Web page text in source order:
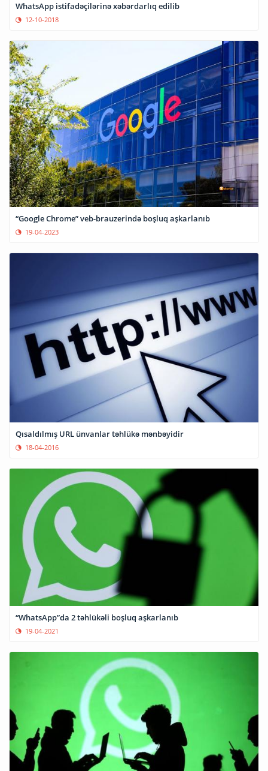
WhatsApp istifadəçilərinə xəbərdarlıq edilib
12-10-2018
“Google Chrome” veb-brauzerində boşluq aşkarlanıb
19-04-2023
Qısaldılmış URL ünvanlar təhlükə mənbəyidir
18-04-2016
“WhatsApp”da 2 təhlükəli boşluq aşkarlanıb
19-04-2021